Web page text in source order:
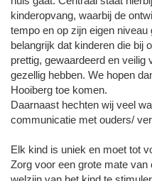
kinderopvang, waarbij de
tempo en op zijn eigen
belangrijk dat kinderen die bij
prettig, gewaardeerd en veilig
gezellig hebben. We hopen
Hooiberg toe komen.
Daarnaast hechten wij veel
communicatie met ouders/
Elk kind is uniek en moet tot
Zorg voor een grote mate